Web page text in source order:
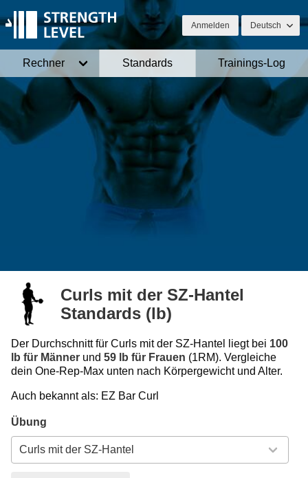
Anmelden Deutsch
Rechner Standards Trainings-Log
Curls mit der SZ-Hantel
Standards (lb)
Der Durchschnitt für Curls mit der SZ-Hantel liegt bei 100
lb für Männer und 59 lb für Frauen (1RM). Vergleiche
dein One-Rep-Max unten nach Körpergewicht und Alter.
Auch bekannt als: EZ Bar Curl
Übung